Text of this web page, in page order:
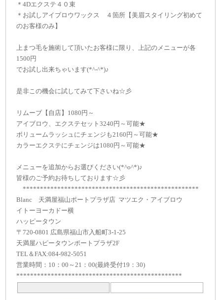
＊4Dエクステ４０束
＊お試しアイブロウワックス ４箇所【美眉スタイリング初めて
のお客様のみ】
上まつ毛を施術して頂いたお客様に限り、上記のメニューが各
1500円
でお試し出来ちゃいます(*^-^*)♪
是非この機会に試してみて下さいね☆彡
リムーブ【自店】1080円～
アイブロウ、エクステセット3240円～可能★
ボリュームラッシュにチェンジも2160円～可能★
カラーエクステにチェンジは1080円～可能★
メニューを追加からお選びください(*^o^*)♪
皆様のご予約お待ちしております☆彡
***************************************************
Blanc 天満屋福山ポートプラザ店 マツエク・アイブロウ
イトーヨーカドー横
ハッピータウン
〒720-0801 広島県福山市入船町3-1-25
天満屋ハピータウンポートプラザ2F
TEL＆FAX:084-982-5051
営業時間：10：00～21：00(最終受付19：30)
************************************************